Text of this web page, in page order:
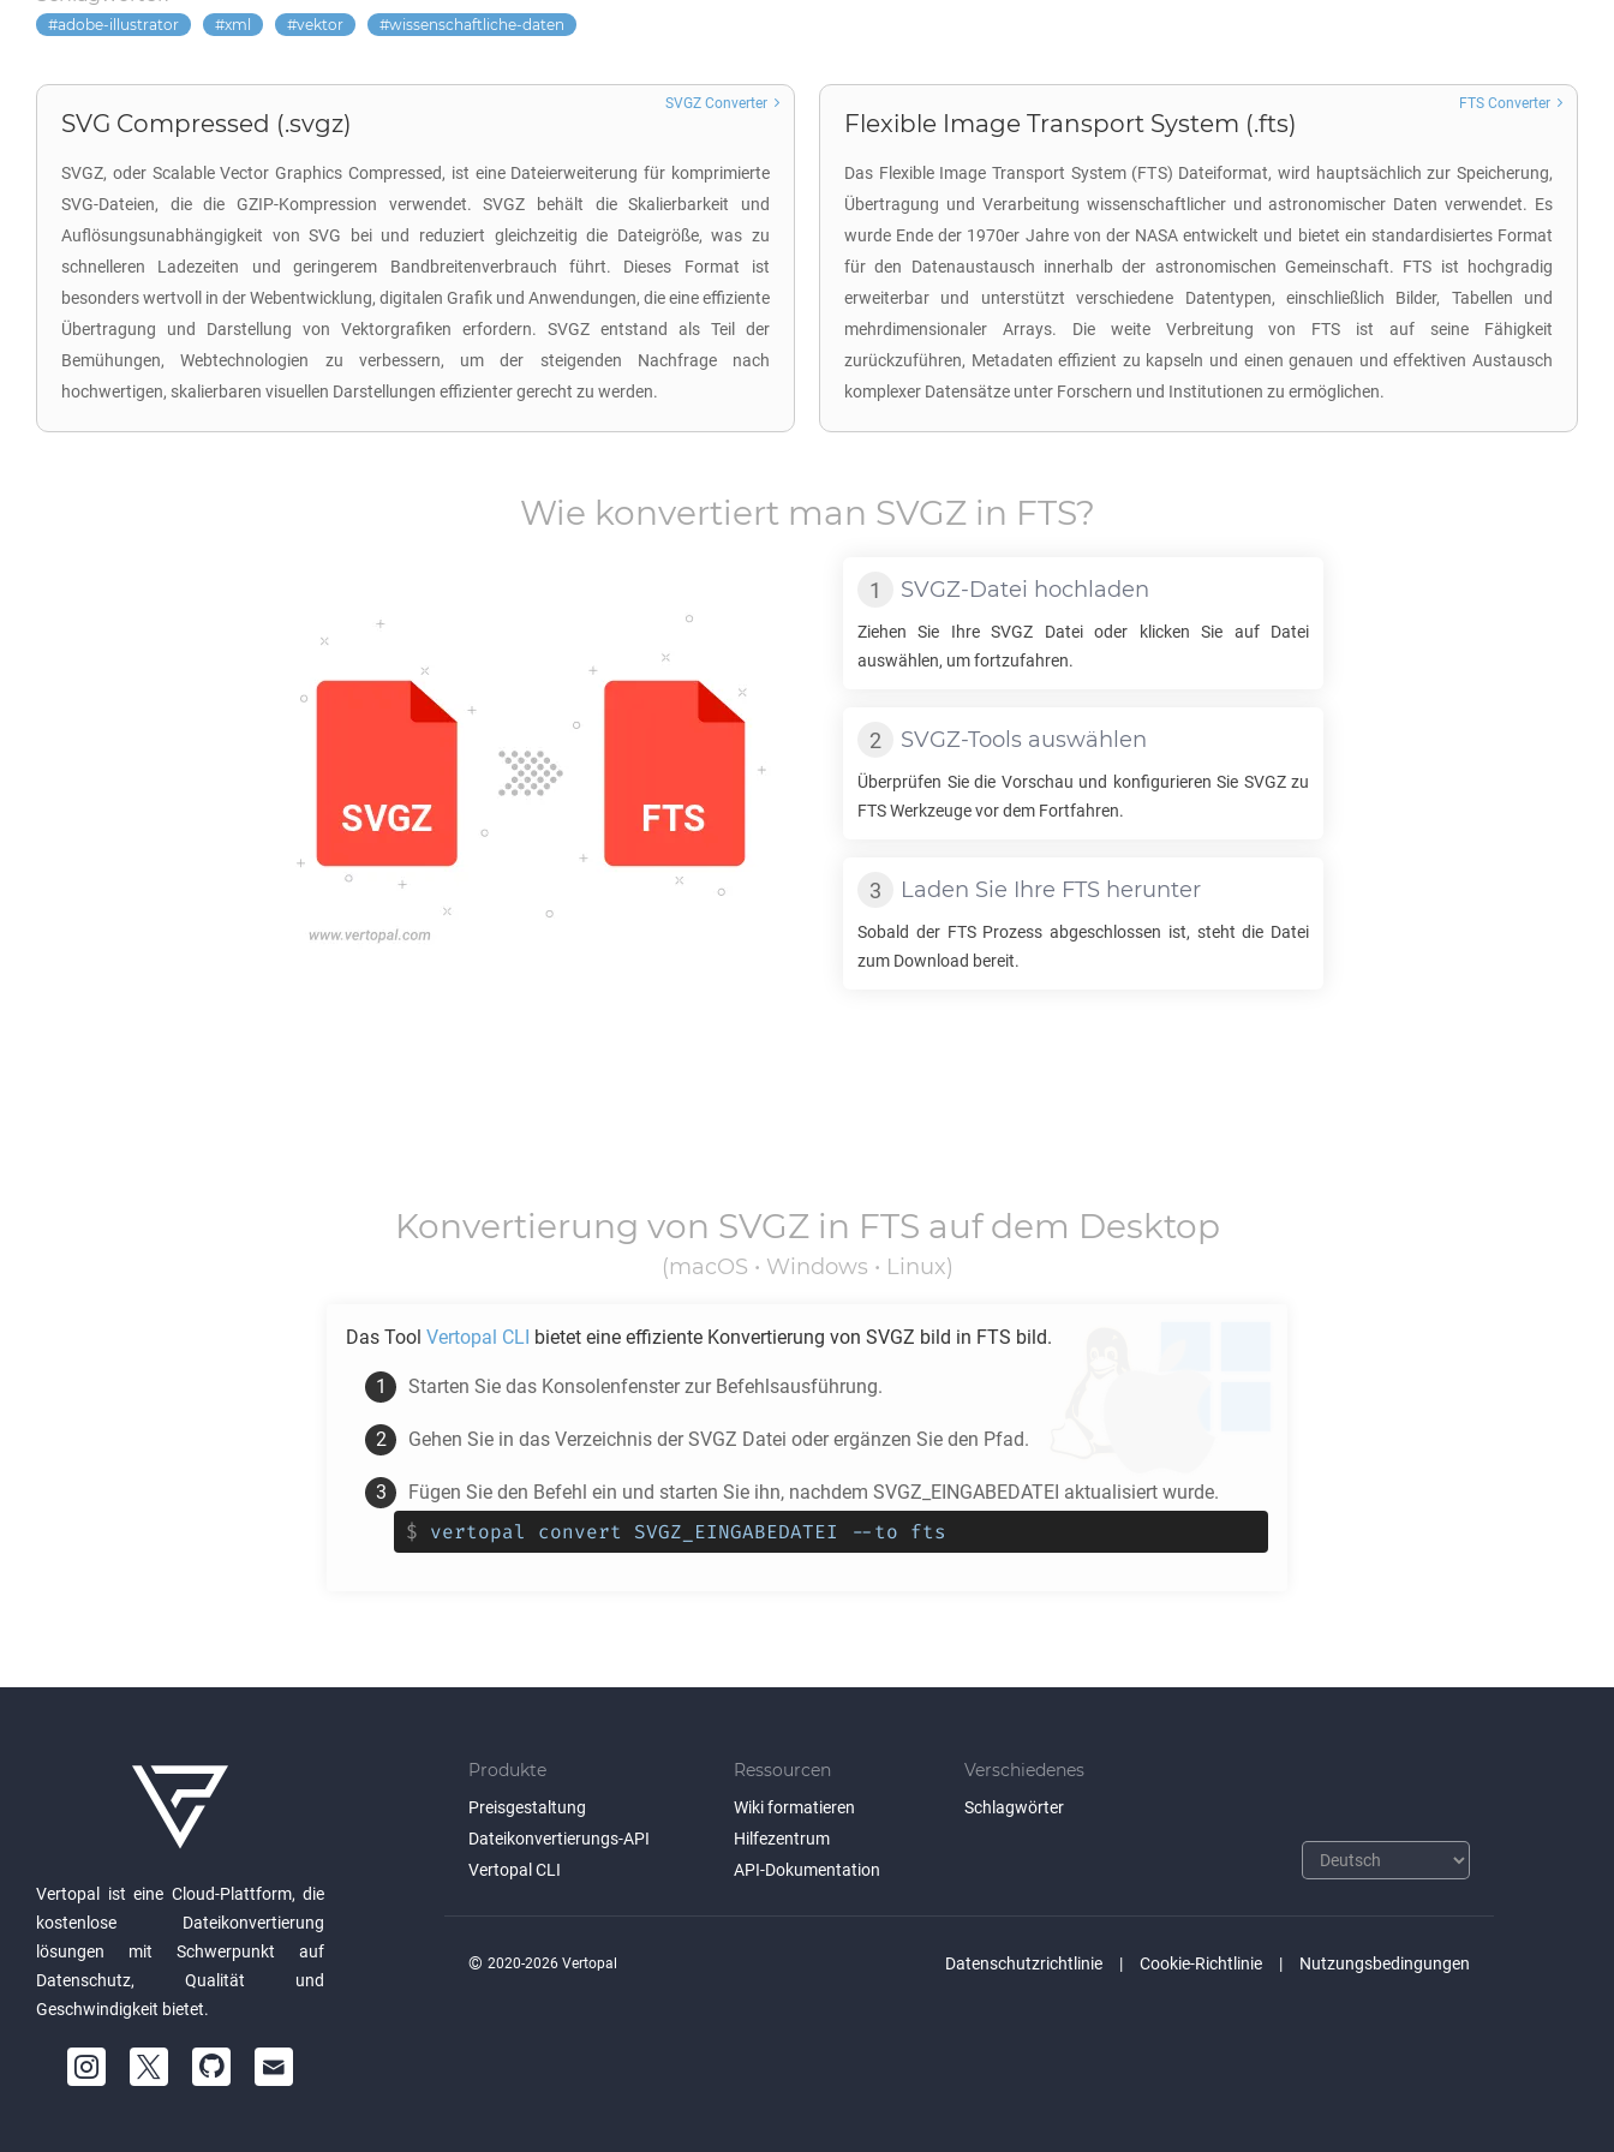
adobe-illustrator xml vektor wissenschaftliche-daten
SVG Compressed (.svgz)
SVGZ, oder Scalable Vector Graphics Compressed, ist eine Dateierweiterung für komprimierte
SVG-Dateien, die die GZIP-Kompression verwendet. SVGZ behält die Skalierbarkeit und
Auflösungsunabhängigkeit von SVG bei und reduziert gleichzeitig die Dateigröße, was zu
schnelleren Ladezeiten und geringerem Bandbreitenverbrauch führt. Dieses Format ist
besonders wertvoll in der Webentwicklung, digitalen Grafik und Anwendungen, die eine effiziente
Übertragung und Darstellung von Vektorgrafiken erfordern. SVGZ entstand als Teil der
Bemühungen, Webtechnologien zu verbessern, um der steigenden Nachfrage nach
hochwertigen, skalierbaren visuellen Darstellungen effizienter gerecht zu werden.
SVGZ Converter
Flexible Image Transport System (.fts)
Das Flexible Image Transport System (FTS) Dateiformat, wird hauptsächlich zur Speicherung,
Übertragung und Verarbeitung wissenschaftlicher und astronomischer Daten verwendet. Es
wurde Ende der 1970er Jahre von der NASA entwickelt und bietet ein standardisiertes Format
für den Datenaustausch innerhalb der astronomischen Gemeinschaft. FTS ist hochgradig
erweiterbar und unterstützt verschiedene Datentypen, einschließlich Bilder, Tabellen und
mehrdimensionaler Arrays. Die weite Verbreitung von FTS ist auf seine Fähigkeit
zurückzuführen, Metadaten effizient zu kapseln und einen genauen und effektiven Austausch
komplexer Datensätze unter Forschern und Institutionen zu ermöglichen.
FTS Converter
Wie konvertiert man SVGZin FTS?
SVGZ-Datei hochladen
Ziehen Sie IhreSVGZ Datei oder klicken Sie auf Datei
auswählen, um fortzufahren.
SVGZ-Tools auswählen
Überprüfen Sie die Vorschau und konfigurieren Sie SVGZzu
FTSWerkzeuge vor dem Fortfahren.
Laden Sie Ihre FTS herunter
Sobald der FTSProzess abgeschlossen ist, steht die Datei
zum Download bereit.
Konvertierung von SVGZin FTS auf dem Desktop
(macOS • Windows • Linux)
Das Tool Vertopal CLI bietet eine effiziente Konvertierung von SVGZ bild in FTS bild.
Starten Sie das Konsolenfenster zur Befehlsausführung.
Gehen Sie in das Verzeichnis derSVGZ Datei oder ergänzen Sie den Pfad.
Fügen Sie den Befehl ein und starten Sie ihn, nachdem SVGZ_EINGABEDATEI aktualisiert wurde.
$ vertopal convert SVGZ_EINGABEDATEI --to fts
Vertopal ist eine Cloud-Plattform, die
kostenlose Dateikonvertierung
lösungen mit Schwerpunkt auf
Datenschutz, Qualität und
Geschwindigkeit bietet.
Produkte
Preisgestaltung
Dateikonvertierungs-API
Vertopal CLI
Ressourcen
Wiki formatieren
Hilfezentrum
API-Dokumentation
Verschiedenes
Schlagwörter
Datenschutzrichtlinie Cookie-Richtlinie Nutzungsbedingungen
© 2020-2026 Vertopal